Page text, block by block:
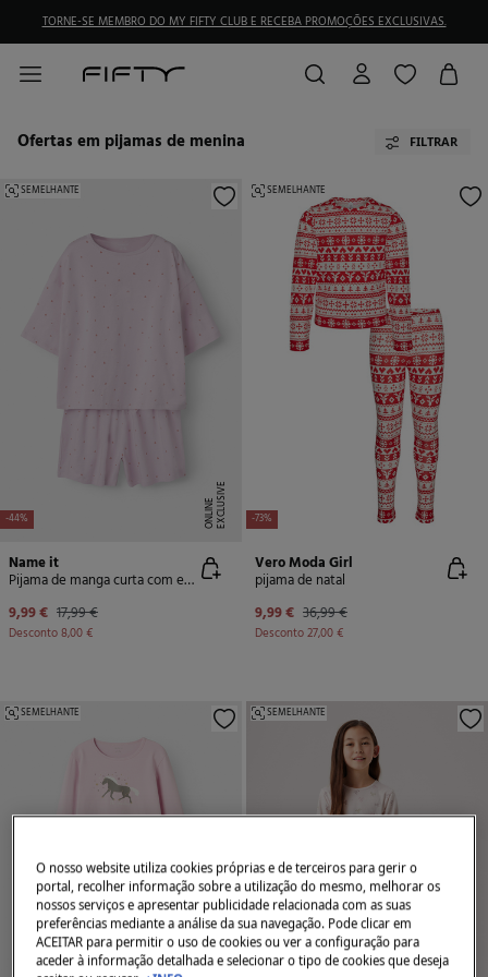
TORNE-SE MEMBRO DO MY FIFTY CLUB E RECEBA PROMOÇÕES EXCLUSIVAS.
Ofertas em pijamas de menina FILTRAR
-44% E
X
C
L
U
SI
V
E
O
N
LI
N
E
SEMELHANTE
Name it
Pijama de manga curta com estampa de coração
9,99 € 17,99 €
Desconto8,00 €
-73%
SEMELHANTE
Vero Moda Girl
pijama de natal
9,99 € 36,99 €
Desconto27,00 €
SEMELHANTE SEMELHANTE
O nosso website utiliza cookies próprias e de terceiros para gerir o
portal, recolher informação sobre a utilização do mesmo, melhorar os
nossos serviços e apresentar publicidade relacionada com as suas
preferências mediante a análise da sua navegação. Pode clicar em
ACEITAR para permitir o uso de cookies ou ver a configuração para
aceder à informação detalhada e selecionar o tipo de cookies que deseja